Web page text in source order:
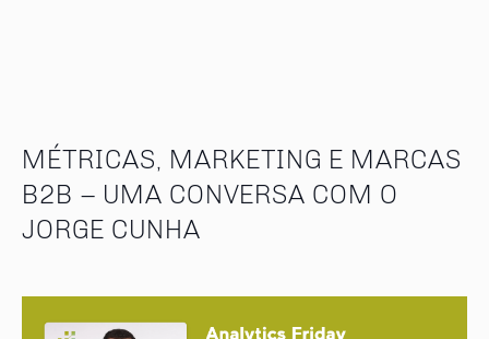
MÉTRICAS, MARKETING E MARCAS
B2B – UMA CONVERSA COM O
JORGE CUNHA